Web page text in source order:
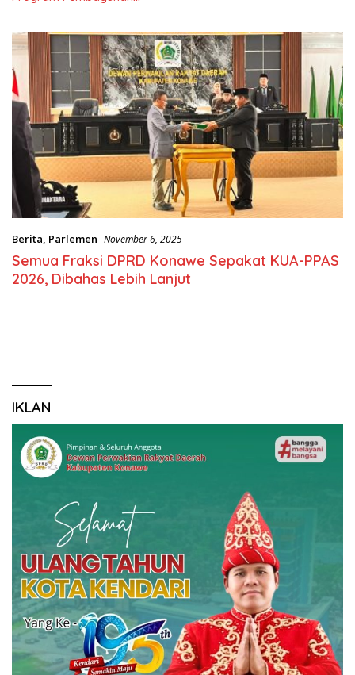
Berita, Parlemen November 6, 2025
Semua Fraksi DPRD Konawe Sepakat KUA-PPAS
2026, Dibahas Lebih Lanjut
IKLAN